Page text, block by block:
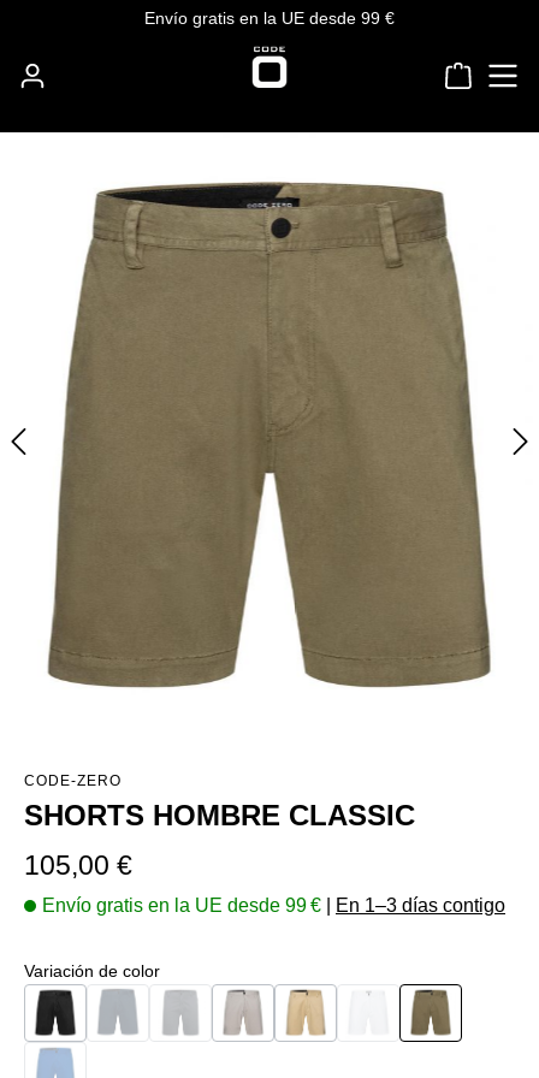
Saltar al contenido principalEnvío gratis en la UE desde 99 €
El
CODE-ZERO
SHORTS HOMBRE CLASSIC
Precio normal:
105,00 €
Envío gratis en la UE desde 99 € En 1–3 días contigo
Seleccione
Variación de color
Negro Navy
(Esta opción no está disponible en este momento.)
Gris oscuro
(Esta opción no está disponible en este momento.)
Washed Grey
Sand Blanco
(Esta opción no está
Burned Olive